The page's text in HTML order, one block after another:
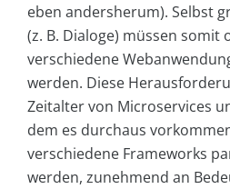
eben andersherum). Selbst
(z. B. Dialoge) müssen somit
verschiedene
werden. Diese
Zeitalter von Microservices
dem es durchaus
verschiedene Frameworks
werden, zunehmend an